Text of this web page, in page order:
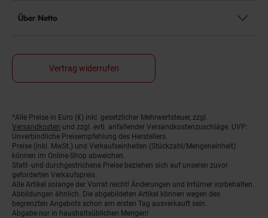
Über Netto
Vertrag widerrufen
Fußnoten
*Alle Preise in Euro (€) inkl. gesetzlicher Mehrwertsteuer, zzgl.
Versandkosten und zzgl. evtl. anfallender Versandkostenzuschläge. UVP:
Unverbindliche Preisempfehlung des Herstellers.
Preise (inkl. MwSt.) und Verkaufseinheiten (Stückzahl/Mengeneinheit)
können im Online-Shop abweichen.
Statt- und durchgestrichene Preise beziehen sich auf unseren zuvor
geforderten Verkaufspreis.
Alle Artikel solange der Vorrat reicht! Änderungen und Irrtümer vorbehalten.
Abbildungen ähnlich. Die abgebildeten Artikel können wegen des
begrenzten Angebots schon am ersten Tag ausverkauft sein.
Abgabe nur in haushaltsüblichen Mengen!